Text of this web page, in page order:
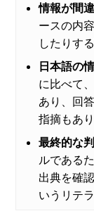
情報が間
ースの内
したりす
日本語の
に比べて
あり、回
指摘もあり
最終的な
ルである
出典を確
いうリテ